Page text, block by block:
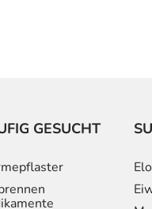
GESUCHT